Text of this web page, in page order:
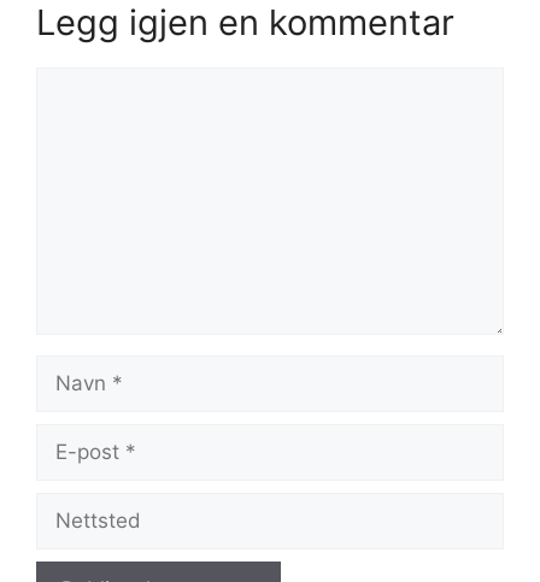
Legg igjen en kommentar
Navn
Nettsted